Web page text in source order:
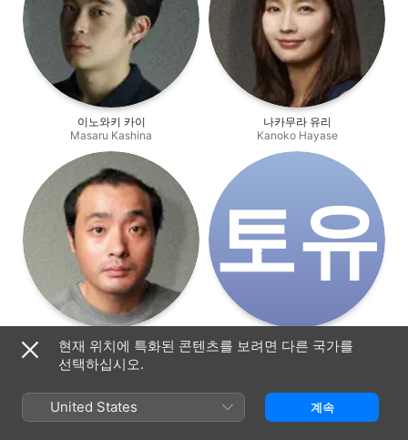
이노와키 카이
Masaru Kashina
나카무라 유리
Kanoko Hayase
우노 쇼헤이
Tetsuji Momoyama
토‌유
토키토 유키
Hikaru Takamiya
현재 위치에 특화된 콘텐츠를 보려면 다른 국가를
선택하십시오.
United States 계속